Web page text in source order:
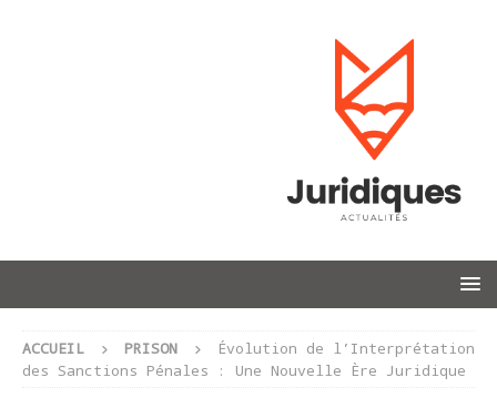
ACCUEIL PRISON
Évolution de l’Interprétation
des Sanctions Pénales : Une Nouvelle Ère Juridique